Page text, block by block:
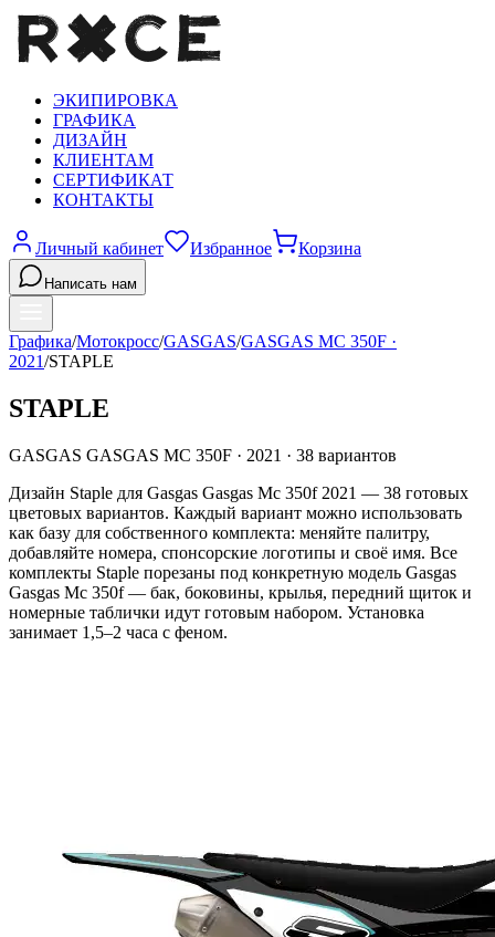
ЭКИПИРОВКА
ГРАФИКА
ДИЗАЙН
КЛИЕНТАМ
СЕРТИФИКАТ
КОНТАКТЫ
Личный кабинет Избранное Корзина
Написать нам
Графика/Мотокросс/GASGAS/GASGAS MC 350F ·
2021/STAPLE
STAPLE
GASGAS GASGAS MC 350F · 2021 · 38 вариантов
Дизайн Staple для Gasgas Gasgas Mc 350f 2021 — 38 готовых
цветовых вариантов. Каждый вариант можно использовать
как базу для собственного комплекта: меняйте палитру,
добавляйте номера, спонсорские логотипы и своё имя. Все
комплекты Staple порезаны под конкретную модель Gasgas
Gasgas Mc 350f — бак, боковины, крылья, передний щиток и
номерные таблички идут готовым набором. Установка
занимает 1,5–2 часа с феном.